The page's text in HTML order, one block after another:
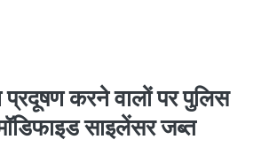
प्रदूषण करने वालों पर पुलिस
साइलेंसर जब्त